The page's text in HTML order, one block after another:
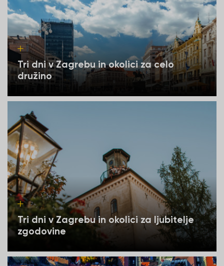
Tri dni v Zagrebu in okolici za celo
družino
Tri dni v Zagrebu in okolici za ljubitelje
zgodovine